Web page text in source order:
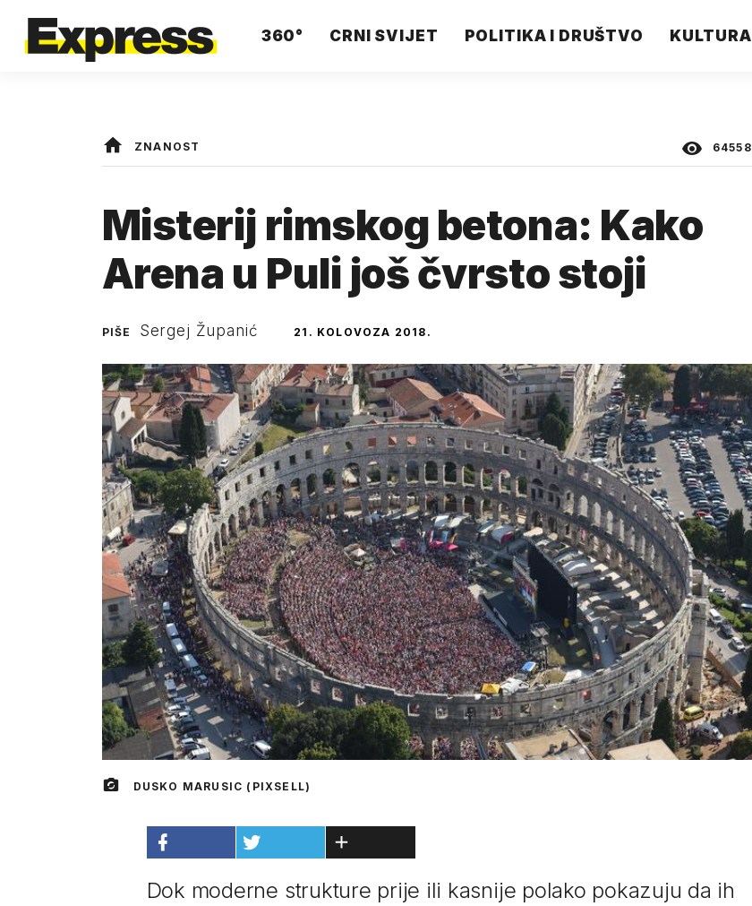
360° CRNI SVIJET POLITIKA I DRUŠTVO KULTURA
ZNANOST 64558
Misterij rimskog betona: Kako
Arena u Puli još čvrsto stoji
PIŠE Sergej Županić 21. KOLOVOZA 2018.
DUSKO MARUSIC (PIXSELL)
Dok moderne strukture prije ili kasnije polako pokazuju da ih